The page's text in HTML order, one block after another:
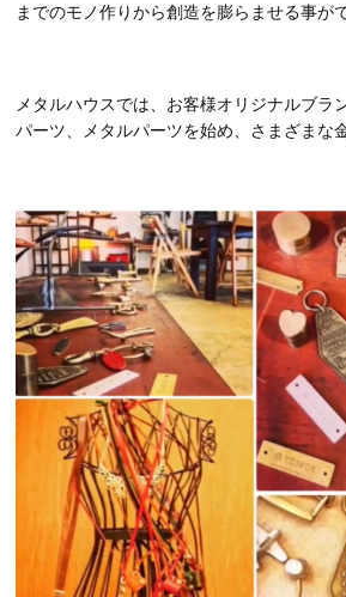
までのモノ作りから創造を膨らませる事が
メタルハウスでは、お客様オリジナルブラ
パーツ、メタルパーツを始め、さまざまな